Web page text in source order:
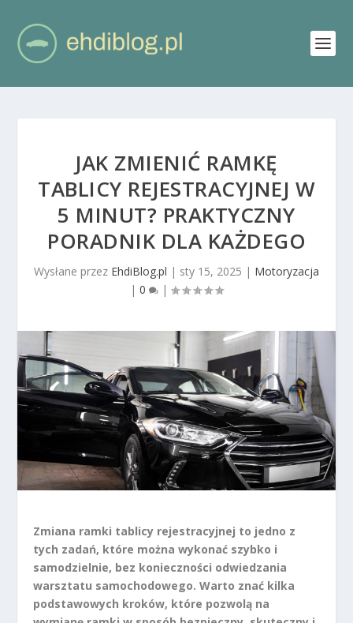
JAK ZMIENIĆ RAMKĘ
TABLICY REJESTRACYJNEJ W
5 MINUT? PRAKTYCZNY
PORADNIK DLA KAŻDEGO
Wysłane przez EhdiBlog.pl | sty 15, 2025 | Motoryzacja
| 0 |
Zmiana ramki tablicy rejestracyjnej to jedno z
tych zadań, które można wykonać szybko i
samodzielnie, bez konieczności odwiedzania
warsztatu samochodowego. Warto znać kilka
podstawowych kroków, które pozwolą na